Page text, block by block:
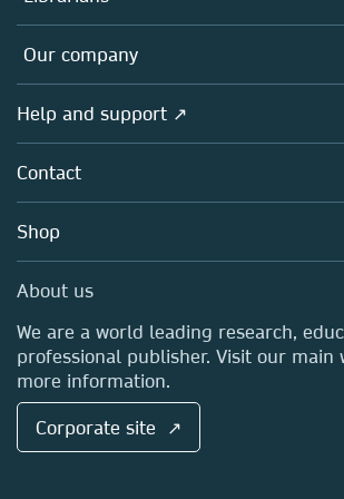
Editors
Open science
Policies
Overview
Products
Licensing
Blog
Sales and account contacts
Our company
Overview
About us
Careers
Media Centre
Locations & Contact
Help and support ↗
Contact
Shop
About us
We are a world leading research,
professional publisher. Visit our main
more information.
Corporate site ↗